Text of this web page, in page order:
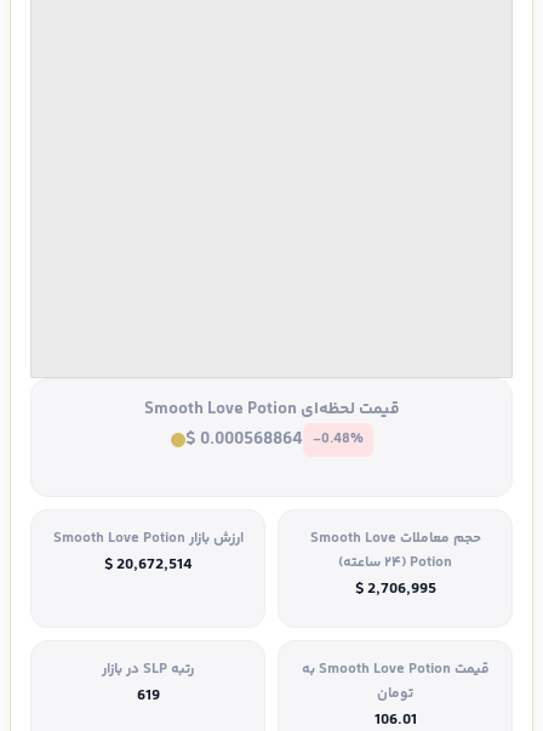
قیمت لحظه‌ای Smooth Love Potion
$ 0.000568864 -0.48%
حجم معاملات Smooth Love
Potion (۲۴ ساعته)
$ 2,706,995
ارزش بازار Smooth Love Potion
$ 20,672,514
قیمت Smooth Love Potion به
تومان
106.01
رتبه SLP در بازار
619